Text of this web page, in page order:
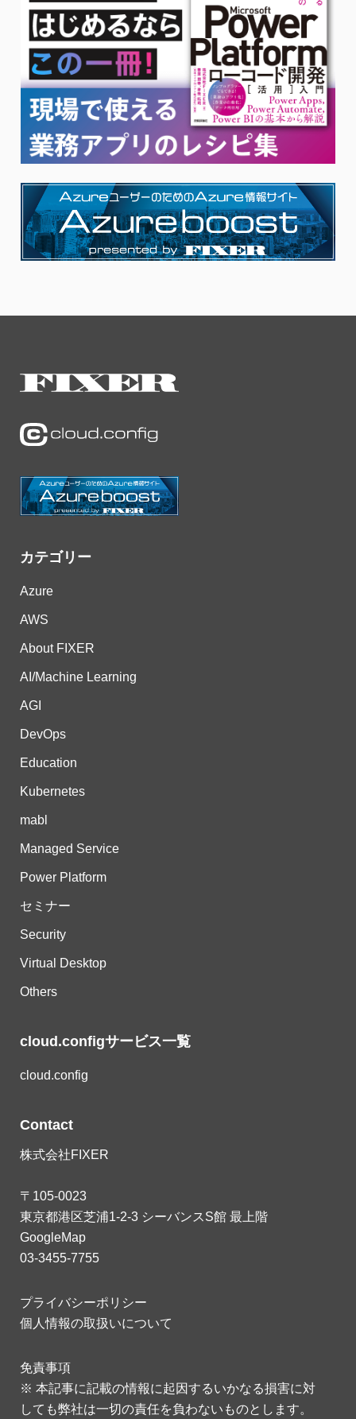
カテゴリー
Azure
AWS
About FIXER
AI/Machine Learning
AGI
DevOps
Education
Kubernetes
mabl
Managed Service
Power Platform
セミナー
Security
Virtual Desktop
Others
cloud.configサービス一覧
cloud.config
Contact
株式会社FIXER
〒105-0023
東京都港区芝浦1-2-3 シーバンスS館 最上階
GoogleMap
03-3455-7755
プライバシーポリシー
個人情報の取扱いについて
免責事項
※ 本記事に記載の情報に起因するいかなる損害に対
しても弊社は一切の責任を負わないものとします。